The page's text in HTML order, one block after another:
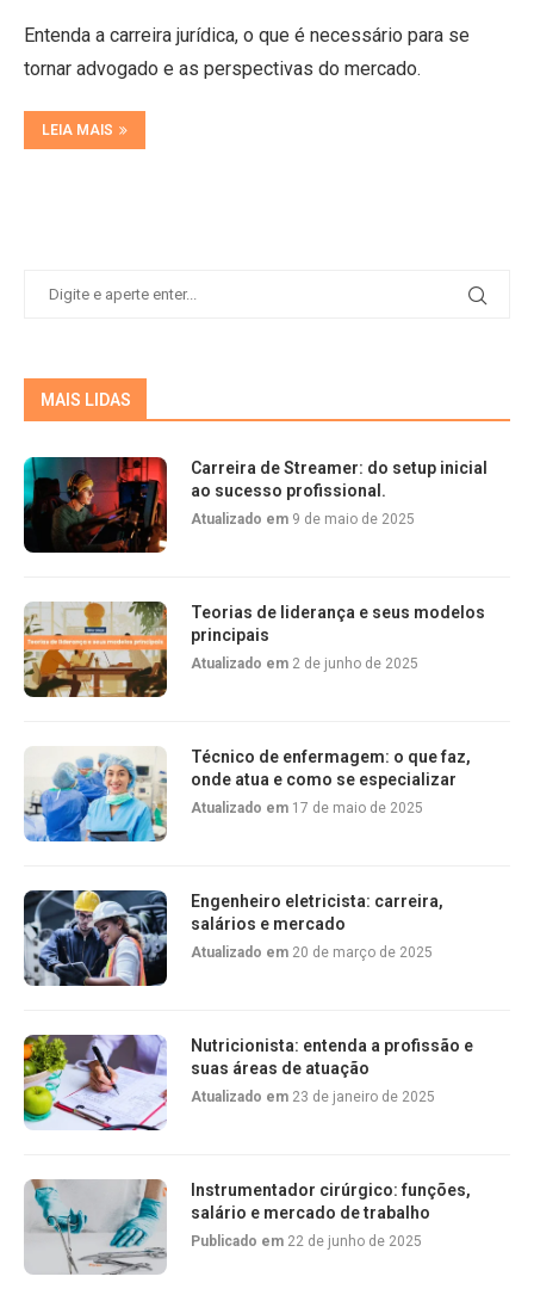
Entenda a carreira jurídica, o que é necessário para se
tornar advogado e as perspectivas do mercado.
LEIA MAIS
MAIS LIDAS
Carreira de Streamer: do setup inicial
ao sucesso profissional.
Atualizado em 9 de maio de 2025
Teorias de liderança e seus modelos
principais
Atualizado em 2 de junho de 2025
Técnico de enfermagem: o que faz,
onde atua e como se especializar
Atualizado em 17 de maio de 2025
Engenheiro eletricista: carreira,
salários e mercado
Atualizado em 20 de março de 2025
Nutricionista: entenda a profissão e
suas áreas de atuação
Atualizado em 23 de janeiro de 2025
Instrumentador cirúrgico: funções,
salário e mercado de trabalho
Publicado em 22 de junho de 2025